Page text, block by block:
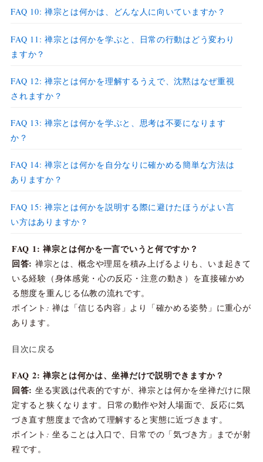
FAQ 10: 禅宗とは何かは、どんな人に向いていますか？
FAQ 11: 禅宗とは何かを学ぶと、日常の行動はどう変わり
ますか？
FAQ 12: 禅宗とは何かを理解するうえで、沈黙はなぜ重視
されますか？
FAQ 13: 禅宗とは何かを学ぶと、思考は不要になります
か？
FAQ 14: 禅宗とは何かを自分なりに確かめる簡単な方法は
ありますか？
FAQ 15: 禅宗とは何かを説明する際に避けたほうがよい言
い方はありますか？
FAQ 1: 禅宗とは何かを一言でいうと何ですか？
回答: 禅宗とは、概念や理屈を積み上げるよりも、いま起きて
いる経験（身体感覚・心の反応・注意の動き）を直接確かめ
る態度を重んじる仏教の流れです。
ポイント: 禅は「信じる内容」より「確かめる姿勢」に重心が
あります。
目次に戻る
FAQ 2: 禅宗とは何かは、坐禅だけで説明できますか？
回答: 坐る実践は代表的ですが、禅宗とは何かを坐禅だけに限
定すると狭くなります。日常の動作や対人場面で、反応に気
づき直す態度まで含めて理解すると実態に近づきます。
ポイント: 坐ることは入口で、日常での「気づき方」までが射
程です。